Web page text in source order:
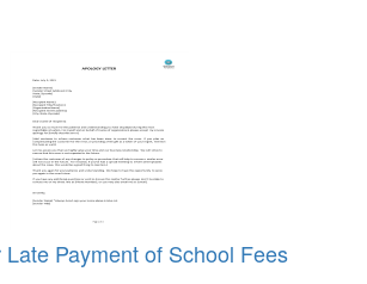
Payment of School Fees